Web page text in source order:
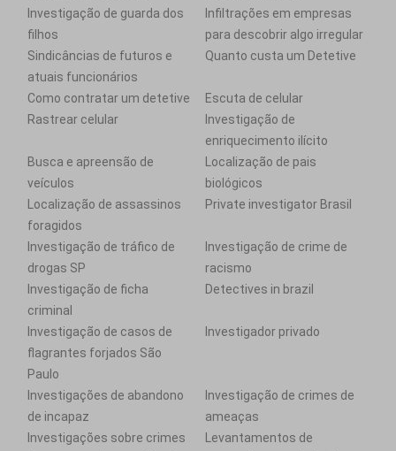
Investigação de guarda dos
filhos
Infiltrações em empresas
para descobrir algo irregular
Sindicâncias de futuros e
atuais funcionários
Quanto custa um Detetive
Como contratar um detetive
Escuta de celular
Rastrear celular
Investigação de
enriquecimento ilícito
Busca e apreensão de
veículos
Localização de pais
biológicos
Localização de assassinos
foragidos
Private investigator Brasil
Investigação de tráfico de
drogas SP
Investigação de crime de
racismo
Investigação de ficha
criminal
Detectives in brazil
Investigação de casos de
flagrantes forjados São
Paulo
Investigador privado
Investigações de abandono
de incapaz
Investigação de crimes de
ameaças
Investigações sobre crimes
Levantamentos de